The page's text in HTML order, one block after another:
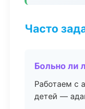
Часто
Больно ли
Работаем с
детей —